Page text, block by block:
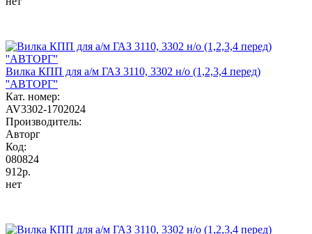
Вилка КПП для а/м ГАЗ 3110, 3302 н/о (1,2,3,4 перед)
''АВТОРГ''
Кат. номер:
AV3302-1702024
Производитель:
Авторг
Код:
080824
912р.
нет